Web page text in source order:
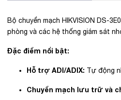
Bộ chuyển mạch HIKVISION DS-
phòng và các hệ thống giám sát
Đặc điểm nổi bật:
Hỗ trợ ADI/ADIX: Tự động
Chuyển mạch lưu trữ và